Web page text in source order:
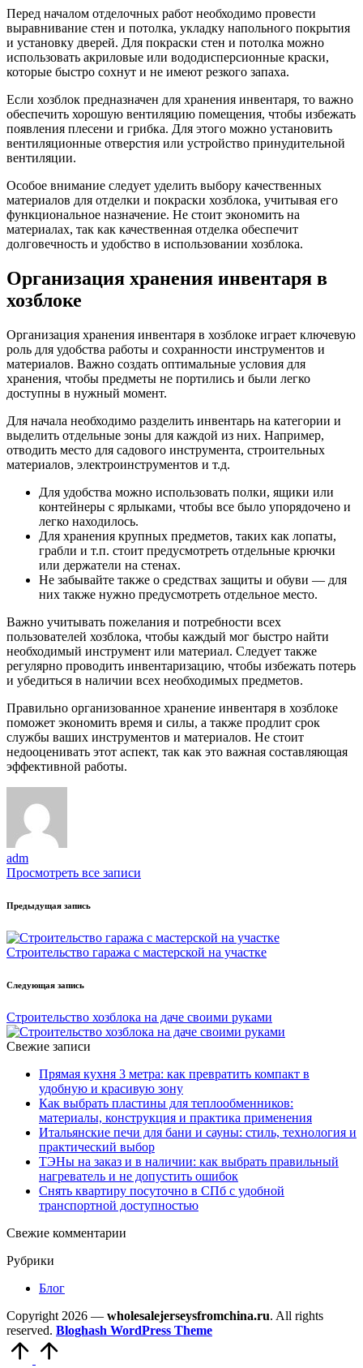
Перед началом отделочных работ необходимо провести
выравнивание стен и потолка, укладку напольного покрытия
и установку дверей. Для покраски стен и потолка можно
использовать акриловые или вододисперсионные краски,
которые быстро сохнут и не имеют резкого запаха.
Если хозблок предназначен для хранения инвентаря, то важно
обеспечить хорошую вентиляцию помещения, чтобы избежать
появления плесени и грибка. Для этого можно установить
вентиляционные отверстия или устройство принудительной
вентиляции.
Особое внимание следует уделить выбору качественных
материалов для отделки и покраски хозблока, учитывая его
функциональное назначение. Не стоит экономить на
материалах, так как качественная отделка обеспечит
долговечность и удобство в использовании хозблока.
Организация хранения инвентаря в
хозблоке
Организация хранения инвентаря в хозблоке играет ключевую
роль для удобства работы и сохранности инструментов и
материалов. Важно создать оптимальные условия для
хранения, чтобы предметы не портились и были легко
доступны в нужный момент.
Для начала необходимо разделить инвентарь на категории и
выделить отдельные зоны для каждой из них. Например,
отводить место для садового инструмента, строительных
материалов, электроинструментов и т.д.
Для удобства можно использовать полки, ящики или
контейнеры с ярлыками, чтобы все было упорядочено и
легко находилось.
Для хранения крупных предметов, таких как лопаты,
грабли и т.п. стоит предусмотреть отдельные крючки
или держатели на стенах.
Не забывайте также о средствах защиты и обуви — для
них также нужно предусмотреть отдельное место.
Важно учитывать пожелания и потребности всех
пользователей хозблока, чтобы каждый мог быстро найти
необходимый инструмент или материал. Следует также
регулярно проводить инвентаризацию, чтобы избежать потерь
и убедиться в наличии всех необходимых предметов.
Правильно организованное хранение инвентаря в хозблоке
поможет экономить время и силы, а также продлит срок
службы ваших инструментов и материалов. Не стоит
недооценивать этот аспект, так как это важная составляющая
эффективной работы.
adm
Просмотреть все записи
Навигация
записи
Предыдущая запись
Строительство гаража с мастерской на участке
Следующая запись
Строительство хозблока на даче своими руками
Свежие записи
Прямая кухня 3 метра: как превратить компакт в
удобную и красивую зону
Как выбрать пластины для теплообменников:
материалы, конструкция и практика применения
Итальянские печи для бани и сауны: стиль, технология и
практический выбор
ТЭНы на заказ и в наличии: как выбрать правильный
нагреватель и не допустить ошибок
Снять квартиру посуточно в СПб с удобной
транспортной доступностью
Свежие комментарии
Рубрики
Блог
Copyright 2026 — wholesalejerseysfromchina.ru. All rights
reserved. Bloghash WordPress Theme